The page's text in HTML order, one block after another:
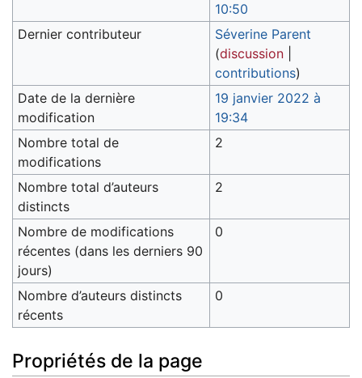
10:50
Dernier contributeur
Séverine Parent
(discussion
contributions)
Date de la dernière
modification
19 janvier 2022 à
19:34
Nombre total de
modifications
2
Nombre total d’auteurs
distincts
2
Nombre de modifications
récentes (dans les derniers 90
jours)
0
Nombre d’auteurs distincts
récents
0
Propriétés de la page